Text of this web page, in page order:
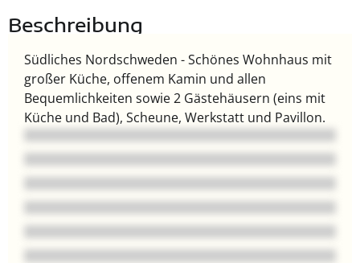
Beschreibung
Südliches Nordschweden - Schönes Wohnhaus mit
großer Küche, offenem Kamin und allen
Bequemlichkeiten sowie 2 Gästehäusern (eins mit
Küche und Bad), Scheune, Werkstatt und Pavillon.